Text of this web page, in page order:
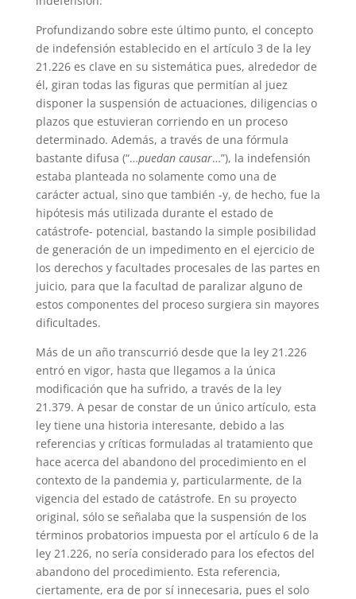
Profundizando sobre este último punto, el concepto
de indefensión establecido en el artículo 3 de la ley
21.226 es clave en su sistemática pues, alrededor de
él, giran todas las figuras que permitían al juez
disponer la suspensión de actuaciones, diligencias o
plazos que estuvieran corriendo en un proceso
determinado. Además, a través de una fórmula
bastante difusa (“…puedan causar…”), la indefensión
estaba planteada no solamente como una de
carácter actual, sino que también -y, de hecho, fue la
hipótesis más utilizada durante el estado de
catástrofe- potencial, bastando la simple posibilidad
de generación de un impedimento en el ejercicio de
los derechos y facultades procesales de las partes en
juicio, para que la facultad de paralizar alguno de
estos componentes del proceso surgiera sin mayores
dificultades.
Más de un año transcurrió desde que la ley 21.226
entró en vigor, hasta que llegamos a la única
modificación que ha sufrido, a través de la ley
21.379. A pesar de constar de un único artículo, esta
ley tiene una historia interesante, debido a las
referencias y críticas formuladas al tratamiento que
hace acerca del abandono del procedimiento en el
contexto de la pandemia y, particularmente, de la
vigencia del estado de catástrofe. En su proyecto
original, sólo se señalaba que la suspensión de los
términos probatorios impuesta por el artículo 6 de la
ley 21.226, no sería considerado para los efectos del
abandono del procedimiento. Esta referencia,
ciertamente, era de por sí innecesaria, pues el solo